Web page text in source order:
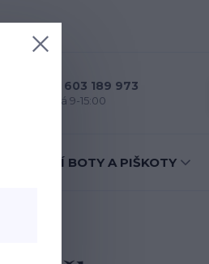
+420 603 189 973
Po - Pá 9-15:00
TANEČNÍ BOTY A PIŠKOTY